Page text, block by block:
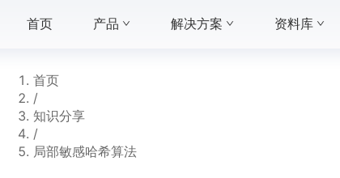
首页 产品 解决方案 资料库
首页
/
知识分享
/
局部敏感哈希算法